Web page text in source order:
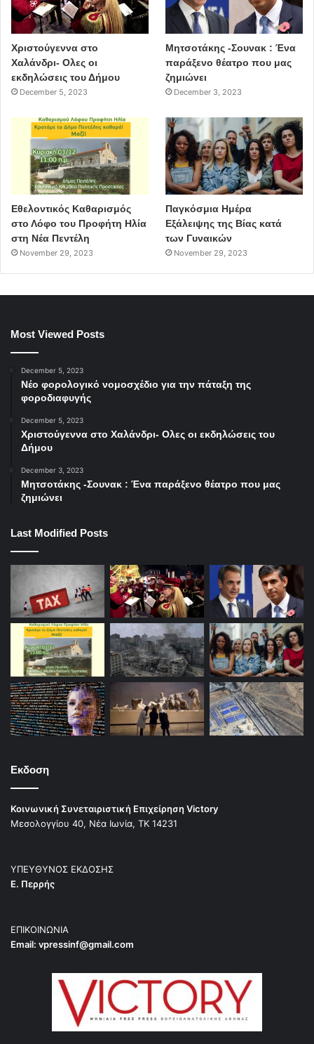
Χριστούγεννα στο
Χαλάνδρι- Ολες οι
εκδηλώσεις του Δήμου
December 5, 2023
Μητσοτάκης -Σουνακ : Ένα
παράξενο θέατρο που μας
ζημιώνει
December 3, 2023
Εθελοντικός Καθαρισμός
στο Λόφο του Προφήτη Ηλία
στη Νέα Πεντέλη
November 29, 2023
Παγκόσμια Ημέρα
Εξάλειψης της Βίας κατά
των Γυναικών
November 29, 2023
Most Viewed Posts
December 5, 2023
Νέο φορολογικό νομοσχέδιο για την πάταξη της
φοροδιαφυγής
December 5, 2023
Χριστούγεννα στο Χαλάνδρι- Ολες οι εκδηλώσεις του
Δήμου
December 3, 2023
Μητσοτάκης -Σουνακ : Ένα παράξενο θέατρο που μας
ζημιώνει
Last Modified Posts
Εκδοση
Κοινωνική Συνεταιριστική Επιχείρηση Victory
Μεσολογγίου 40, Νέα Ιωνία, ΤΚ 14231
ΥΠΕΥΘΥΝΟΣ ΕΚΔΟΣΗΣ
Ε. Περρής
ΕΠΙΚΟΙΝΩΝΙΑ
Email: vpressinf@gmail.com